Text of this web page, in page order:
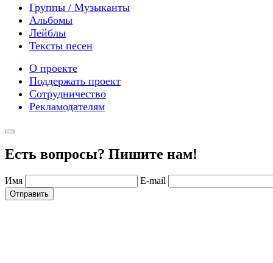
Группы / Музыканты
Альбомы
Лейблы
Тексты песен
О проекте
Поддержать проект
Сотрудничество
Рекламодателям
Есть вопросы? Пишите нам!
Имя E-mail